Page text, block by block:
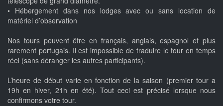
• Hébergement dans nos lodges avec ou sans location de
matériel d’observation
Nos tours peuvent être en français, anglais, espagnol et plus
rarement portugais. Il est impossible de traduire le tour en temps
réel (sans déranger les autres participants).
L’heure de début varie en fonction de la saison (premier tour a
19h en hiver, 21h en été). Tout ceci est précisé lorsque nous
confirmons votre tour.